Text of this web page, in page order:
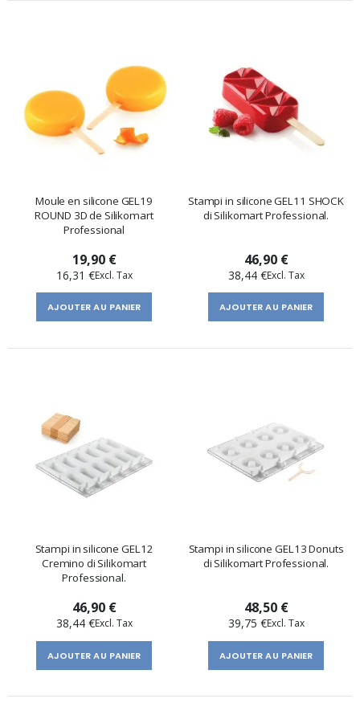
Moule en silicone GEL19
ROUND 3D de Silikomart
Professional
19,90 €
16,31 €
AJOUTER AU PANIER
Stampi in silicone GEL11 SHOCK
di Silikomart Professional.
46,90 €
38,44 €
AJOUTER AU PANIER
Stampi in silicone GEL12
Cremino di Silikomart
Professional.
46,90 €
38,44 €
AJOUTER AU PANIER
Stampi in silicone GEL13 Donuts
di Silikomart Professional.
48,50 €
39,75 €
AJOUTER AU PANIER